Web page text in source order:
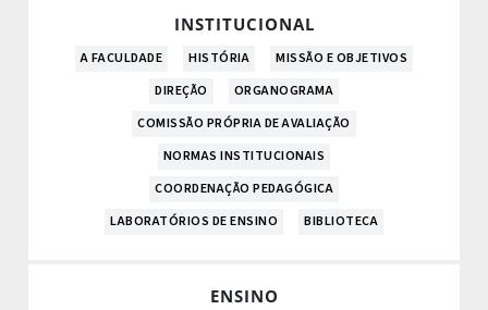
INSTITUCIONAL
A FACULDADE HISTÓRIA
MISSÃO E OBJETIVOS
DIREÇÃO
ORGANOGRAMA
COMISSÃO PRÓPRIA DE AVALIAÇÃO
NORMAS INSTITUCIONAIS
COORDENAÇÃO PEDAGÓGICA
LABORATÓRIOS DE ENSINO
BIBLIOTECA
ENSINO